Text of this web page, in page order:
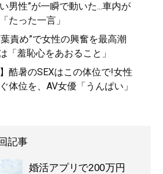
男性”が一瞬で動いた...車内が
たった一言」
責め”で女性の興奮を最高潮
「羞恥心をあおること」
酷暑のSEXはこの体位で!女性
体位を、AV女優「うんぱい」
記事
婚活アプリで200万円